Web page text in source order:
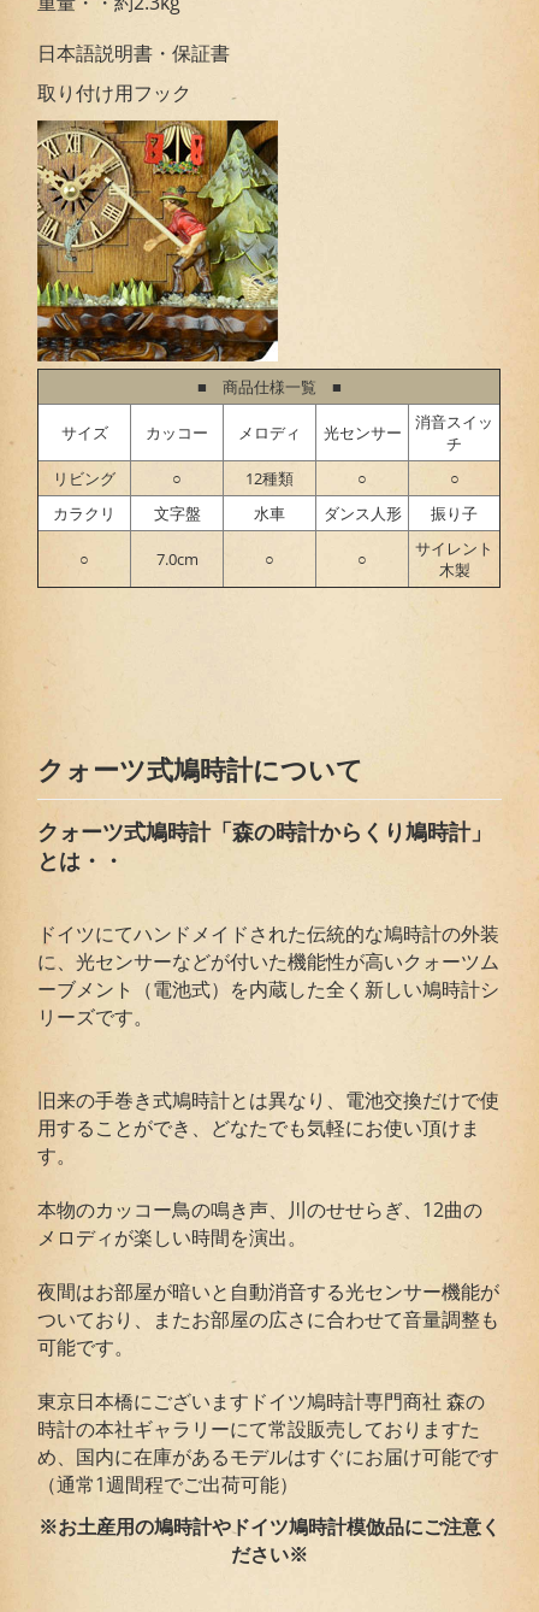
日本語説明書・保証書
取り付け用フック
■ 商品仕様一覧 ■
サイズ カッコー メロディ 光センサー
消音スイッ
チ
リビング
○ 12種類 ○
○
カラクリ
文字盤 水車 ダンス人形 振り子
○ 7.0cm ○ ○
サイレント
木製
クォーツ式鳩時計について
クォーツ式鳩時計「森の時計からくり鳩時計」
とは・・
ドイツにてハンドメイドされた伝統的な鳩時計の外装
に、光センサーなどが付いた機能性が高いクォーツム
ーブメント（電池式）を内蔵した全く新しい鳩時計シ
リーズです。
旧来の手巻き式鳩時計とは異なり、電池交換だけで使
用することができ、どなたでも気軽にお使い頂けま
す。
本物のカッコー鳥の鳴き声、川のせせらぎ、12曲の
メロディが楽しい時間を演出。
夜間はお部屋が暗いと自動消音する光センサー機能が
ついており、またお部屋の広さに合わせて音量調整も
可能です。
東京日本橋にございますドイツ鳩時計専門商社 森の
時計の本社ギャラリーにて常設販売しておりますた
め、国内に在庫があるモデルはすぐにお届け可能です
（通常1週間程でご出荷可能）
※お土産用の鳩時計やドイツ鳩時計模倣品にご注意く
ださい※